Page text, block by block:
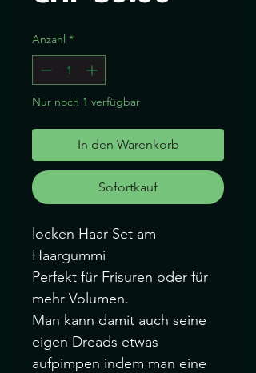
Anzahl *
Nur noch 1 verfügbar
In den Warenkorb
Sofortkauf
locken Haar Set am
Haargummi
Perfekt für Frisuren oder für
mehr Volumen.
Man kann damit auch seine
eigen Dreads etwas
aufpimpen indem man eine